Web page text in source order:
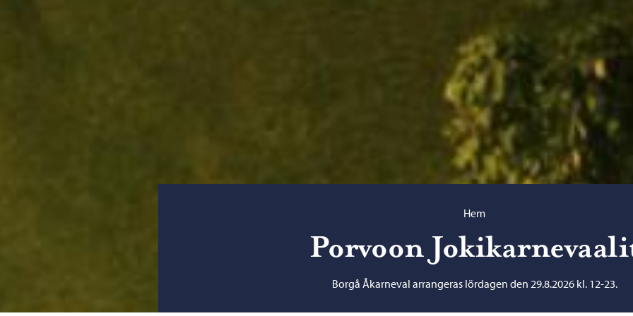
Hem
Porvoon
Borgå Åkarneval arrangeras lördagen den 29.8.2026 kl. 12-23.